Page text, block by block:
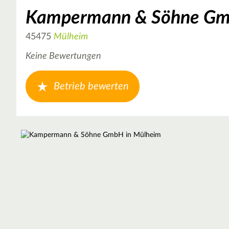
Kampermann & Söhne
45475 Mülheim
Keine Bewertungen
Betrieb bewerten